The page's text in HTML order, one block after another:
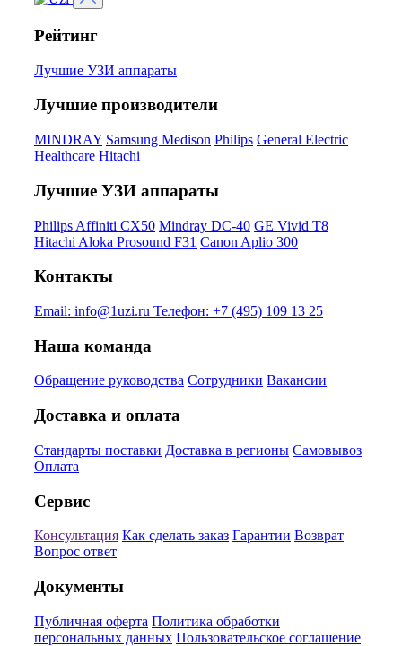
Рейтинг
Лучшие УЗИ аппараты
Лучшие производители
MINDRAY Samsung Medison Philips General Electric
Healthcare Hitachi
Лучшие УЗИ аппараты
Philips Affiniti CX50 Mindray DC-40 GE Vivid T8
Hitachi Aloka Prosound F31 Canon Aplio 300
Контакты
Email: info@1uzi.ru Телефон: +7 (495) 109 13 25
Наша команда
Обращение руководства Сотрудники Вакансии
Доставка и оплата
Стандарты поставки Доставка в регионы Самовывоз
Оплата
Сервис
Консультация Как сделать заказ Гарантии Возврат
Вопрос ответ
Документы
Публичная оферта Политика обработки
персональных данных Пользовательское соглашение